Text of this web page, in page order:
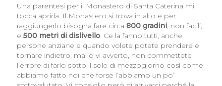
Una parentesi per il Monastero di Santa Caterina mi
tocca aprirla. Il Monastero si trova in alto e per
raggiungerlo bisogna fare circa 800 gradini, non facili,
e 500 metri di dislivello. Ce la fanno tutti, anche
persone anziane e quando volete potete prendere e
tornare indietro, ma io vi avverto, non commettete
l’errore di farlo sotto il sole di mezzogiorno così come
abbiamo fatto noi che forse l’abbiamo un po’